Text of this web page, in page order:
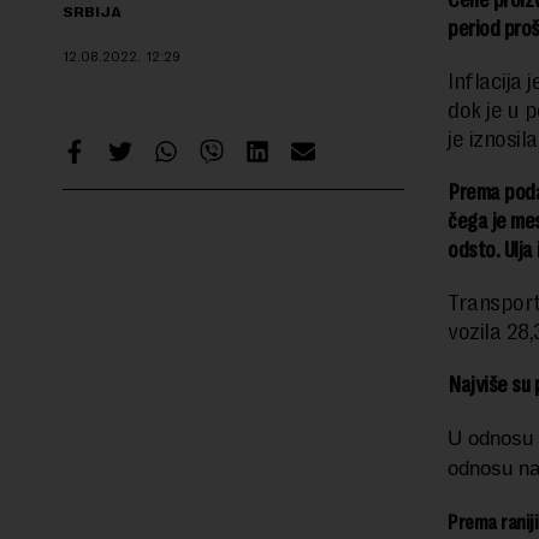
SRBIJA
12.08.2022. 12:29
period
Inflacija
dok je u
je
Prema
čega je
odsto.
vozila
Najviše
U
odnosu
Prema